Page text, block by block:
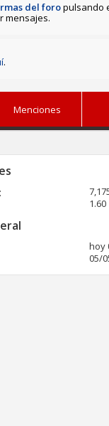
del foropulsando
mensajes.
.
Menciones
1.60
hoy
05/